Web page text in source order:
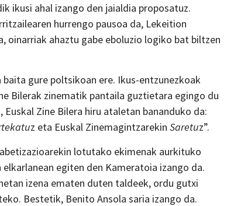
ikusi ahal izango den jaialdia proposatuz.
hurrengo pausoa da, Lekeition
oinarriak ahaztu gabe eboluzio logiko bat biltzen
gure poltsikoan ere. Ikus-entzunezkoak
Bilerak zinematik pantaila guztietara egingo du
Zine Bilera hiru ataletan bananduko da:
z eta Euskal Zinemagintzarekin Saretuz”.
lotutako ekimenak aurkituko
elkarlanean egiten den Kameratoia izango da.
izena ematen duten taldeek, ordu gutxi
Bestetik, Benito Ansola saria izango da.